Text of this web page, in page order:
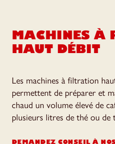
MACHINES À
HAUT DÉBIT
Les machines à filtration
permettent de préparer et
chaud un volume élevé de
plusieurs litres de thé ou de
DEMANDEZ CONSEIL À